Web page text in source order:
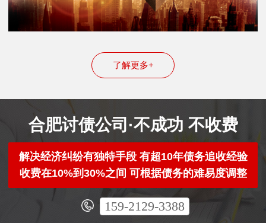
了解更多+
合肥讨债公司·不成功 不收费
解决经济纠纷有独特手段 有超10年债务追收经验
收费在10%到30%之间 可根据债务的难易度调整
159-2129-3388